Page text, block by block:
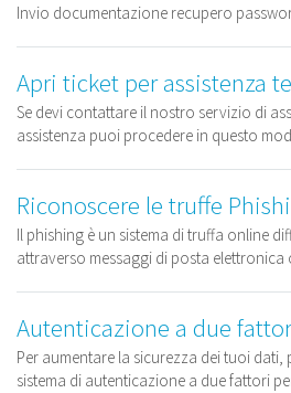
Invio documentazione recupero
Apri ticket per assistenza
Se devi contattare il nostro servizio di
assistenza puoi procedere in questo
Riconoscere le truffe
Il phishing è un sistema di truffa online
attraverso messaggi di posta elettronica
Autenticazione a due
Per aumentare la sicurezza dei tuoi
sistema di autenticazione a due fattori